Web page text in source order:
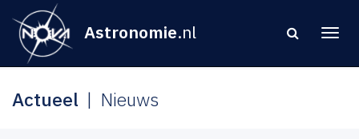
Astronomie.nl
Actueel Nieuws